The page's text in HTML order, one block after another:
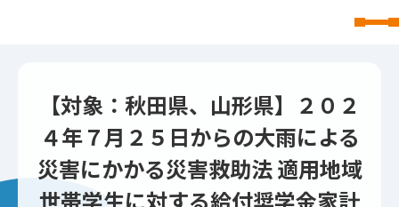
【対象：秋田県、山形県】２０２
４年７月２５日からの大雨による
災害にかかる災害救助法 適用地域
世帯学生に対する給付奨学金家計